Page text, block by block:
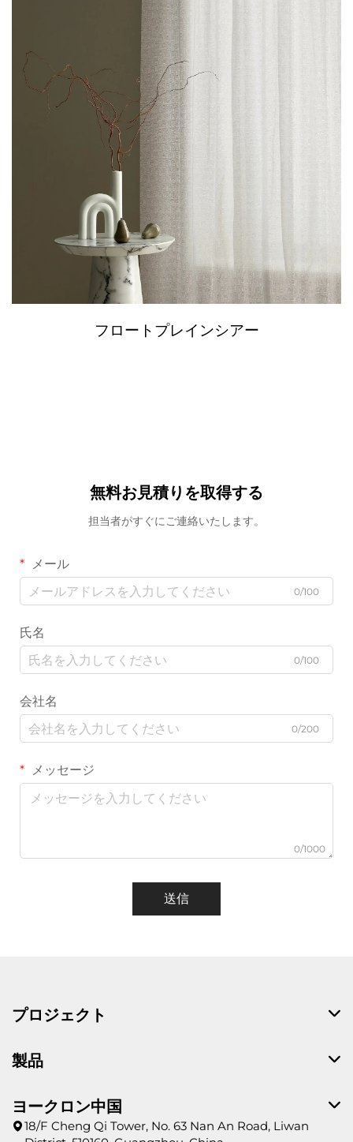
フロートプレインシアー
無料お見積りを取得する
担当者がすぐにご連絡いたします。
メール
0/100
氏名
0/100
会社名
0/200
メッセージ
0/1000
送信
プロジェクト
製品
ヨークロン中国
18/F Cheng Qi Tower, No. 63 Nan An Road, Liwan